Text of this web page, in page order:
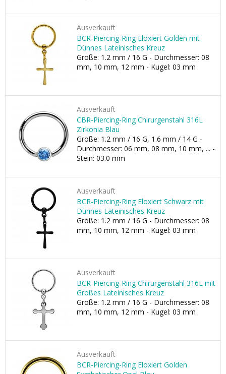
Ausverkauft
BCR-Piercing-Ring Eloxiert Golden mit
Dünnes Lateinisches Kreuz
Größe: 1.2 mm / 16 G - Durchmesser: 08
mm, 10 mm, 12 mm - Kugel: 03 mm
Ausverkauft
CBR-Piercing-Ring Chirurgenstahl 316L
Zirkonia Blau
Größe: 1.2 mm / 16 G, 1.6 mm / 14 G -
Durchmesser: 06 mm, 08 mm, 10 mm, ... -
Stein: 03.0 mm
Ausverkauft
BCR-Piercing-Ring Eloxiert Schwarz mit
Dünnes Lateinisches Kreuz
Größe: 1.2 mm / 16 G - Durchmesser: 08
mm, 10 mm, 12 mm - Kugel: 03 mm
Ausverkauft
BCR-Piercing-Ring Chirurgenstahl 316L mit
Großes Lateinisches Kreuz
Größe: 1.2 mm / 16 G - Durchmesser: 08
mm, 10 mm, 12 mm - Kugel: 03 mm
Ausverkauft
BCR-Piercing-Ring Eloxiert Golden